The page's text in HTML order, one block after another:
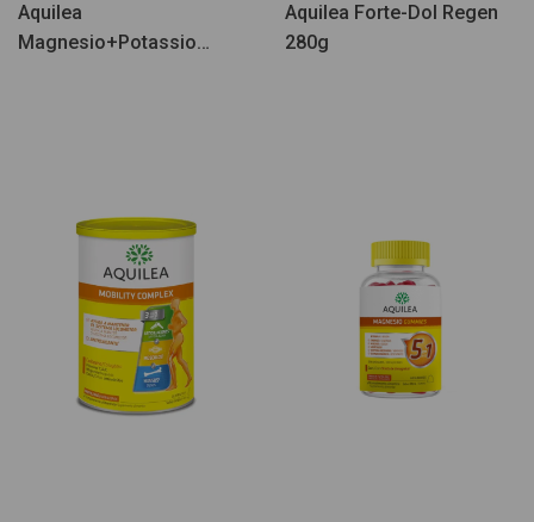
Aquilea
Magnesio+Potassio
Aquilea Forte-Dol Regen
280g